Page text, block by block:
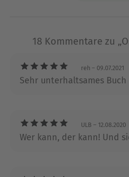
18 Kommentare zu
reh – 09.07.2021
Sehr unterhaltsames Buch
ULB – 12.08.2020
Wer kann, der kann! Und